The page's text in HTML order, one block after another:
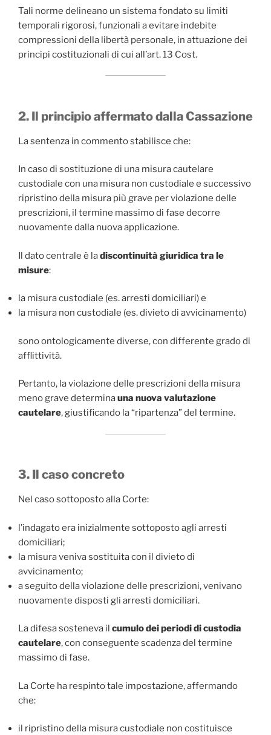
Tali norme delineano un sistema fondato su limiti
temporali rigorosi, funzionali a evitare indebite
compressioni della libertà personale, in attuazione dei
principi costituzionali di cui all’art. 13 Cost.
2. Il principio affermato dalla Cassazione
La sentenza in commento stabilisce che:
In caso di sostituzione di una misura cautelare
custodiale con una misura non custodiale e successivo
ripristino della misura più grave per violazione delle
prescrizioni, il termine massimo di fase decorre
nuovamente dalla nuova applicazione.
Il dato centrale è ladiscontinuità giuridica tra le
misure:
la misura custodiale (es. arresti domiciliari) e
la misura non custodiale (es. divieto di avvicinamento)
sono ontologicamente diverse, con differente grado di
afflittività.
Pertanto, la violazione delle prescrizioni della misura
meno grave determinauna nuova valutazione
cautelare, giustificando la “ripartenza” del termine.
3. Il caso concreto
Nel caso sottoposto alla Corte:
l’indagato era inizialmente sottoposto agli arresti
domiciliari;
la misura veniva sostituita con il divieto di
avvicinamento;
a seguito della violazione delle prescrizioni, venivano
nuovamente disposti gli arresti domiciliari.
La difesa sosteneva il cumulo dei periodi di custodia
cautelare, con conseguente scadenza del termine
massimo di fase.
La Corte ha respinto tale impostazione, affermando
che:
il ripristino della misura custodiale non costituisce